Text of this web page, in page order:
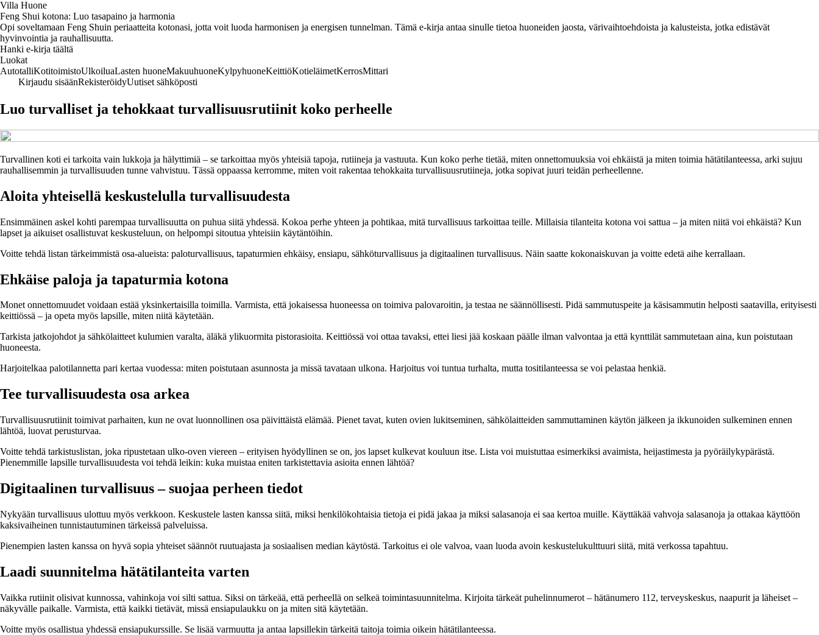
Villa Huone
Feng Shui kotona: Luo tasapaino ja harmonia
Opi soveltamaan Feng Shuin periaatteita kotonasi, jotta voit luoda harmonisen ja energisen tunnelman. Tämä e-kirja antaa sinulle tietoa huoneiden jaosta, värivaihtoehdoista ja kalusteista, jotka edistävät
hyvinvointia ja rauhallisuutta.
Hanki e-kirja täältä
Luokat
AutotalliKotitoimistoUlkoiluaLasten huoneMakuuhuoneKylpyhuoneKeittiöKotieläimetKerrosMittari
Kirjaudu sisäänRekisteröidyUutiset sähköposti
Luo turvalliset ja tehokkaat turvallisuusrutiinit koko perheelle
Turvallinen koti ei tarkoita vain lukkoja ja hälyttimiä – se tarkoittaa myös yhteisiä tapoja, rutiineja ja vastuuta. Kun koko perhe tietää, miten onnettomuuksia voi ehkäistä ja miten toimia hätätilanteessa, arki sujuu
rauhallisemmin ja turvallisuuden tunne vahvistuu. Tässä oppaassa kerromme, miten voit rakentaa tehokkaita turvallisuusrutiineja, jotka sopivat juuri teidän perheellenne.
Aloita yhteisellä keskustelulla turvallisuudesta
Ensimmäinen askel kohti parempaa turvallisuutta on puhua siitä yhdessä. Kokoa perhe yhteen ja pohtikaa, mitä turvallisuus tarkoittaa teille. Millaisia tilanteita kotona voi sattua – ja miten niitä voi ehkäistä? Kun
lapset ja aikuiset osallistuvat keskusteluun, on helpompi sitoutua yhteisiin käytäntöihin.
Voitte tehdä listan tärkeimmistä osa-alueista: paloturvallisuus, tapaturmien ehkäisy, ensiapu, sähköturvallisuus ja digitaalinen turvallisuus. Näin saatte kokonaiskuvan ja voitte edetä aihe kerrallaan.
Ehkäise paloja ja tapaturmia kotona
Monet onnettomuudet voidaan estää yksinkertaisilla toimilla. Varmista, että jokaisessa huoneessa on toimiva palovaroitin, ja testaa ne säännöllisesti. Pidä sammutuspeite ja käsisammutin helposti saatavilla, erityisesti
keittiössä – ja opeta myös lapsille, miten niitä käytetään.
Tarkista jatkojohdot ja sähkölaitteet kulumien varalta, äläkä ylikuormita pistorasioita. Keittiössä voi ottaa tavaksi, ettei liesi jää koskaan päälle ilman valvontaa ja että kynttilät sammutetaan aina, kun poistutaan
huoneesta.
Harjoitelkaa palotilannetta pari kertaa vuodessa: miten poistutaan asunnosta ja missä tavataan ulkona. Harjoitus voi tuntua turhalta, mutta tositilanteessa se voi pelastaa henkiä.
Tee turvallisuudesta osa arkea
Turvallisuusrutiinit toimivat parhaiten, kun ne ovat luonnollinen osa päivittäistä elämää. Pienet tavat, kuten ovien lukitseminen, sähkölaitteiden sammuttaminen käytön jälkeen ja ikkunoiden sulkeminen ennen
lähtöä, luovat perusturvaa.
Voitte tehdä tarkistuslistan, joka ripustetaan ulko-oven viereen – erityisen hyödyllinen se on, jos lapset kulkevat kouluun itse. Lista voi muistuttaa esimerkiksi avaimista, heijastimesta ja pyöräilykypärästä.
Pienemmille lapsille turvallisuudesta voi tehdä leikin: kuka muistaa eniten tarkistettavia asioita ennen lähtöä?
Digitaalinen turvallisuus – suojaa perheen tiedot
Nykyään turvallisuus ulottuu myös verkkoon. Keskustele lasten kanssa siitä, miksi henkilökohtaisia tietoja ei pidä jakaa ja miksi salasanoja ei saa kertoa muille. Käyttäkää vahvoja salasanoja ja ottakaa käyttöön
kaksivaiheinen tunnistautuminen tärkeissä palveluissa.
Pienempien lasten kanssa on hyvä sopia yhteiset säännöt ruutuajasta ja sosiaalisen median käytöstä. Tarkoitus ei ole valvoa, vaan luoda avoin keskustelukulttuuri siitä, mitä verkossa tapahtuu.
Laadi suunnitelma hätätilanteita varten
Vaikka rutiinit olisivat kunnossa, vahinkoja voi silti sattua. Siksi on tärkeää, että perheellä on selkeä toimintasuunnitelma. Kirjoita tärkeät puhelinnumerot – hätänumero 112, terveyskeskus, naapurit ja läheiset –
näkyvälle paikalle. Varmista, että kaikki tietävät, missä ensiapulaukku on ja miten sitä käytetään.
Voitte myös osallistua yhdessä ensiapukurssille. Se lisää varmuutta ja antaa lapsillekin tärkeitä taitoja toimia oikein hätätilanteessa.